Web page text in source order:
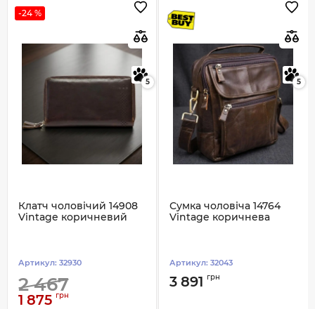
-24 %
5
Клатч чоловічий 14908
Vintage коричневий
Артикул: 32930
2 467
1 875 грн
5
Сумка чоловіча 14764
Vintage коричнева
Артикул: 32043
3 891 грн